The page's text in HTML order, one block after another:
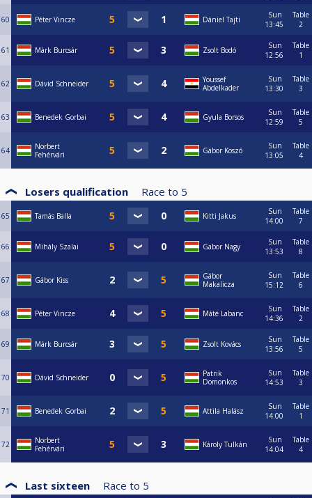
60 Péter Vincze Dániel Tajti
Sun
13:45
Table
2
61 Márk Burcsár Zsolt Bodó
Sun
12:56
Table
1
62 Dávid Schneider
Youssef
Abdelkader
Sun
13:30
Table
3
63 Benedek Gorbai Gyula Borsos
Sun
12:59
Table
5
64
Norbert
Fehérvári
Gábor Koszó
Sun
13:05
Table
4
Losers qualification Race to 5
65 Tamás Balla Kitti Jakus
Sun
14:00
Table
7
66 Mihály Szalai Gabor Nagy
Sun
13:53
Table
8
67 Gábor Kiss
Gábor
Makalicza
Sun
15:12
Table
6
68 Péter Vincze Máté Labanc
Sun
14:36
Table
2
69 Márk Burcsár Zsolt Kovács
Sun
13:56
Table
5
70 Dávid Schneider
Patrik
Domonkos
Sun
14:53
Table
3
71 Benedek Gorbai Attila Halász
Sun
14:00
Table
1
72
Norbert
Fehérvári
Károly Tulkán
Sun
14:04
Table
4
Last sixteen Race to 5